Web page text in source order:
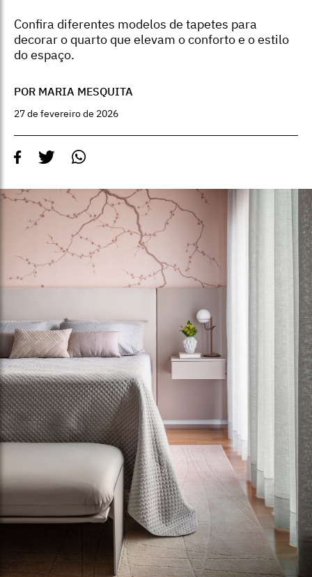
Confira diferentes modelos de tapetes para
decorar o quarto que elevam o conforto e o estilo
do espaço.
POR MARIA MESQUITA
27 de fevereiro de 2026